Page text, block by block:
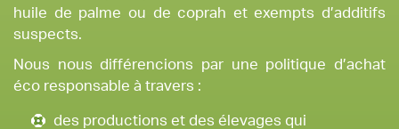
huile de palme ou de coprah et exempts d’additifs
suspects.
Nous nous différencions par une politique d’achat
éco responsable à travers :
des productions et des élevages qui